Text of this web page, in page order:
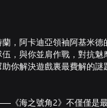
，阿卡迪亞領袖阿基米
，與你並肩作戰，對抗
你解決遊戲裏最費解的謎
《海之號角2》不僅僅是